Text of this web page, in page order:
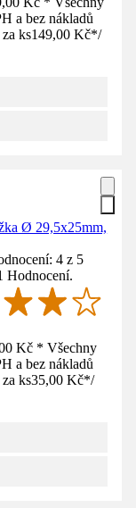
a bez nákladů
ks149,00 Kč*/
Ø 29,5x25mm,
4 z 5
Hodnocení.
Kč * Všechny
a bez nákladů
ks35,00 Kč*/